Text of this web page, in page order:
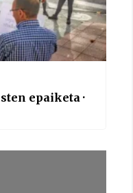
epaiketa ·